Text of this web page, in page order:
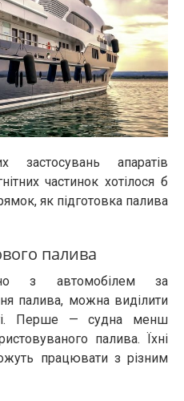
застосувань апаратів
частинок хотілося б
як підготовка палива
палива
з автомобілем за
палива, можна виділити
Перше — судна менш
палива. Їхні
працювати з різним